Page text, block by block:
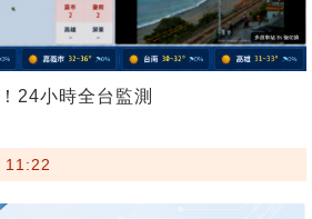
24小時全台監測
11:22